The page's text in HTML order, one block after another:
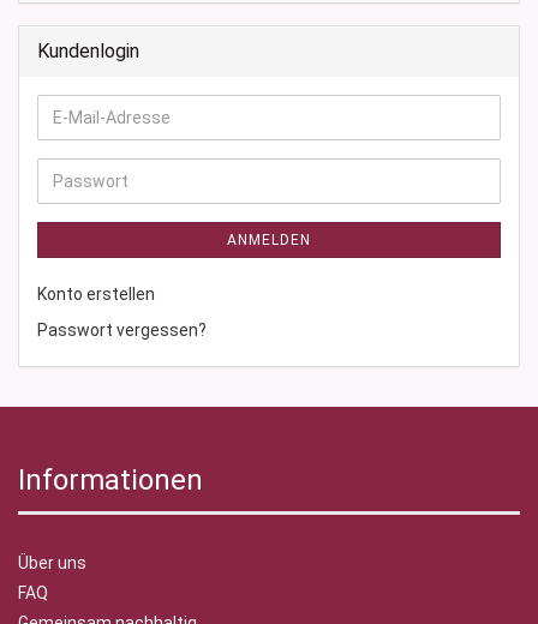
Kundenlogin
E-
Mail-
Adresse
Passwort
ANMELDEN
Konto erstellen
Passwort vergessen?
Informationen
Über uns
FAQ